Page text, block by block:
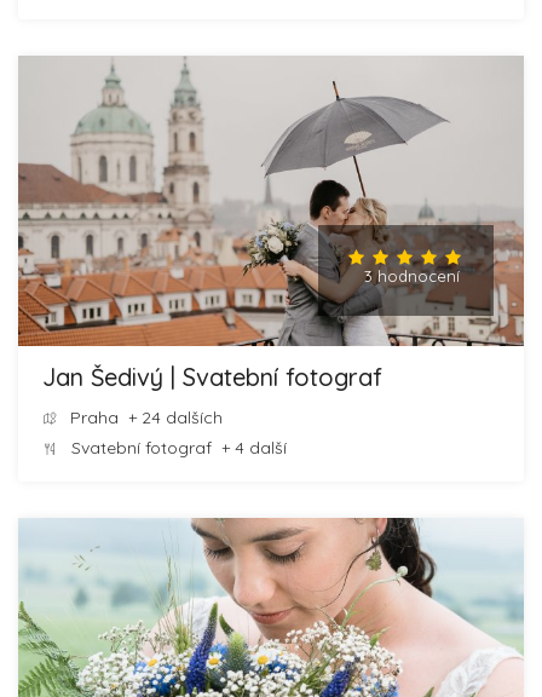
3 hodnocení
Jan Šedivý | Svatební fotograf
Praha + 24 dalších
Svatební fotograf + 4 další